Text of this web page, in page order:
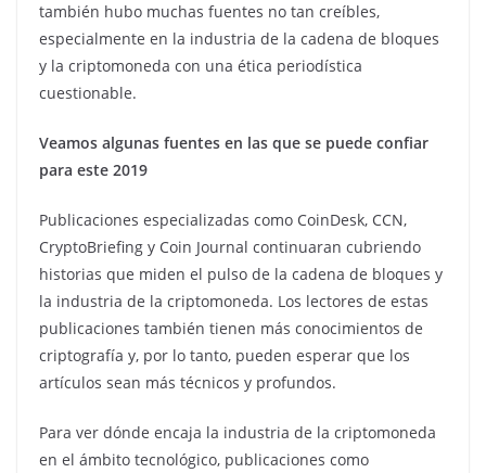
también hubo muchas fuentes no tan creíbles,
especialmente en la industria de la cadena de bloques
y la criptomoneda con una ética periodística
cuestionable.
Veamos algunas fuentes en las que se puede confiar
para este 2019
Publicaciones especializadas como CoinDesk, CCN,
CryptoBriefing y Coin Journal continuaran cubriendo
historias que miden el pulso de la cadena de bloques y
la industria de la criptomoneda. Los lectores de estas
publicaciones también tienen más conocimientos de
criptografía y, por lo tanto, pueden esperar que los
artículos sean más técnicos y profundos.
Para ver dónde encaja la industria de la criptomoneda
en el ámbito tecnológico, publicaciones como